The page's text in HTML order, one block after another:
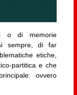
o di memorie
sempre, di far
etiche,
partitica e che
ovvero